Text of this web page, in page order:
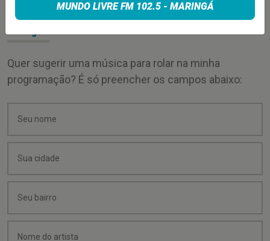
PEÇA SUA MÚSICA
Quer sugerir uma música para rolar na minha
programação? É só preencher os campos abaixo:
MUNDO LIVRE FM 102.5 - MARINGÁ